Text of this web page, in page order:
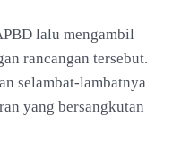
lalu mengambil
rancangan tersebut.
selambat-lambatnya
yang bersangkutan